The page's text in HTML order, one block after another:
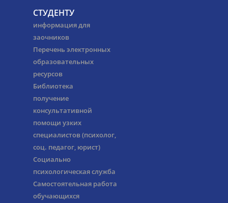
СТУДЕНТУ
информация для
заочников
Перечень электронных
образовательных
ресурсов
Библиотека
получение
консультативной
помощи узких
специалистов (психолог,
соц. педагог, юрист)
Социально
психологическая служба
Самостоятельная работа
обучающихся